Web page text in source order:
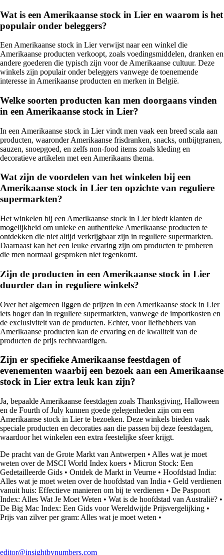
Wat is een Amerikaanse stock in Lier en waarom is het
populair onder beleggers?
Een Amerikaanse stock in Lier verwijst naar een winkel die
Amerikaanse producten verkoopt, zoals voedingsmiddelen, dranken en
andere goederen die typisch zijn voor de Amerikaanse cultuur. Deze
winkels zijn populair onder beleggers vanwege de toenemende
interesse in Amerikaanse producten en merken in België.
Welke soorten producten kan men doorgaans vinden
in een Amerikaanse stock in Lier?
In een Amerikaanse stock in Lier vindt men vaak een breed scala aan
producten, waaronder Amerikaanse frisdranken, snacks, ontbijtgranen,
sauzen, snoepgoed, en zelfs non-food items zoals kleding en
decoratieve artikelen met een Amerikaans thema.
Wat zijn de voordelen van het winkelen bij een
Amerikaanse stock in Lier ten opzichte van reguliere
supermarkten?
Het winkelen bij een Amerikaanse stock in Lier biedt klanten de
mogelijkheid om unieke en authentieke Amerikaanse producten te
ontdekken die niet altijd verkrijgbaar zijn in reguliere supermarkten.
Daarnaast kan het een leuke ervaring zijn om producten te proberen
die men normaal gesproken niet tegenkomt.
Zijn de producten in een Amerikaanse stock in Lier
duurder dan in reguliere winkels?
Over het algemeen liggen de prijzen in een Amerikaanse stock in Lier
iets hoger dan in reguliere supermarkten, vanwege de importkosten en
de exclusiviteit van de producten. Echter, voor liefhebbers van
Amerikaanse producten kan de ervaring en de kwaliteit van de
producten de prijs rechtvaardigen.
Zijn er specifieke Amerikaanse feestdagen of
evenementen waarbij een bezoek aan een Amerikaanse
stock in Lier extra leuk kan zijn?
Ja, bepaalde Amerikaanse feestdagen zoals Thanksgiving, Halloween
en de Fourth of July kunnen goede gelegenheden zijn om een
Amerikaanse stock in Lier te bezoeken. Deze winkels bieden vaak
speciale producten en decoraties aan die passen bij deze feestdagen,
waardoor het winkelen een extra feestelijke sfeer krijgt.
De pracht van de Grote Markt van Antwerpen • Alles wat je moet
weten over de MSCI World Index koers • Micron Stock: Een
Gedetailleerde Gids • Ontdek de Markt in Veurne • Hoofdstad India:
Alles wat je moet weten over de hoofdstad van India • Geld verdienen
vanuit huis: Effectieve manieren om bij te verdienen • De Paspoort
Index: Alles Wat Je Moet Weten • Wat is de hoofdstad van Australië? •
De Big Mac Index: Een Gids voor Wereldwijde Prijsvergelijking •
Prijs van zilver per gram: Alles wat je moet weten •
editor@insightbynumbers.com